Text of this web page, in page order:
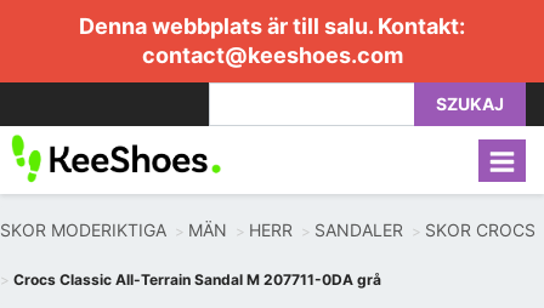
Denna webbplats är till salu. Kontakt:
contact@keeshoes.com
SZUKAJ
SKOR MODERIKTIGA MÄN HERR SANDALER SKOR CROCS
Crocs Classic All-Terrain Sandal M 207711-0DA grå